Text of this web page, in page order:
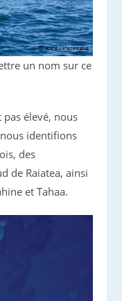
un nom sur ce
pas élevé, nous
identifions
des
de Raiatea, ainsi
et Tahaa.